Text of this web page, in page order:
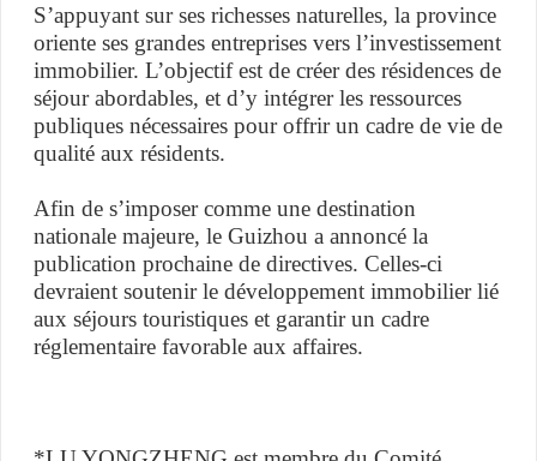
S’appuyant sur ses richesses naturelles, la province
oriente ses grandes entreprises vers l’investissement
immobilier. L’objectif est de créer des résidences de
séjour abordables, et d’y intégrer les ressources
publiques nécessaires pour offrir un cadre de vie de
qualité aux résidents.
Afin de s’imposer comme une destination
nationale majeure, le Guizhou a annoncé la
publication prochaine de directives. Celles-ci
devraient soutenir le développement immobilier lié
aux séjours touristiques et garantir un cadre
réglementaire favorable aux affaires.